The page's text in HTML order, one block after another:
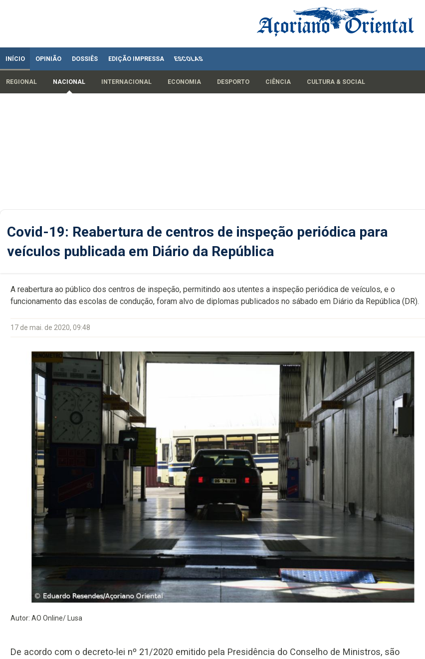
INÍCIO OPINIÃO DOSSIÊS EDIÇÃO IMPRESSA ESCOLAS
REGIONAL NACIONAL INTERNACIONAL ECONOMIA DESPORTO CIÊNCIA CULTURA & SOCIAL
Covid-19: Reabertura de centros de inspeção periódica para
veículos publicada em Diário da República
A reabertura ao público dos centros de inspeção, permitindo aos utentes a inspeção periódica de veículos, e o
funcionamento das escolas de condução, foram alvo de diplomas publicados no sábado em Diário da República (DR).
17 de mai. de 2020, 09:48
Autor: AO Online/ Lusa
De acordo com o decreto-lei nº 21/2020 emitido pela Presidência do Conselho de Ministros, são